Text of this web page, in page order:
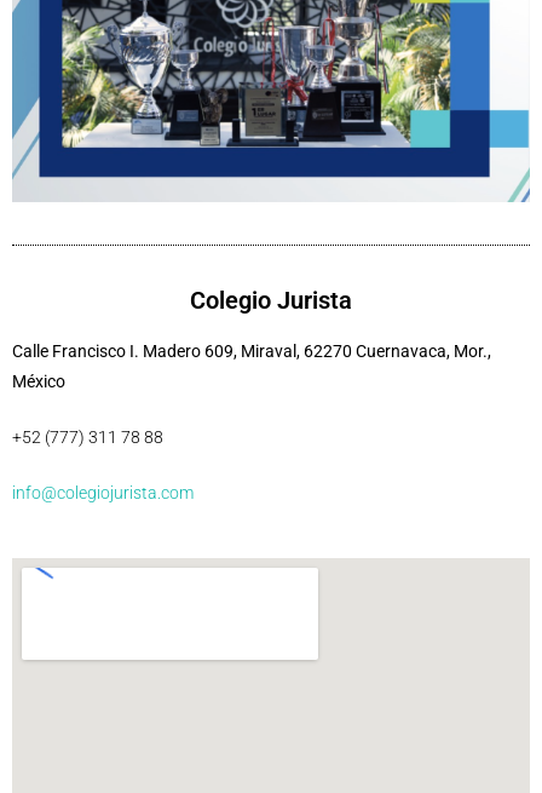
Colegio Jurista
Calle Francisco I. Madero 609, Miraval, 62270 Cuernavaca, Mor.,
México
+52 (777) 311 78 88
info@colegiojurista.com